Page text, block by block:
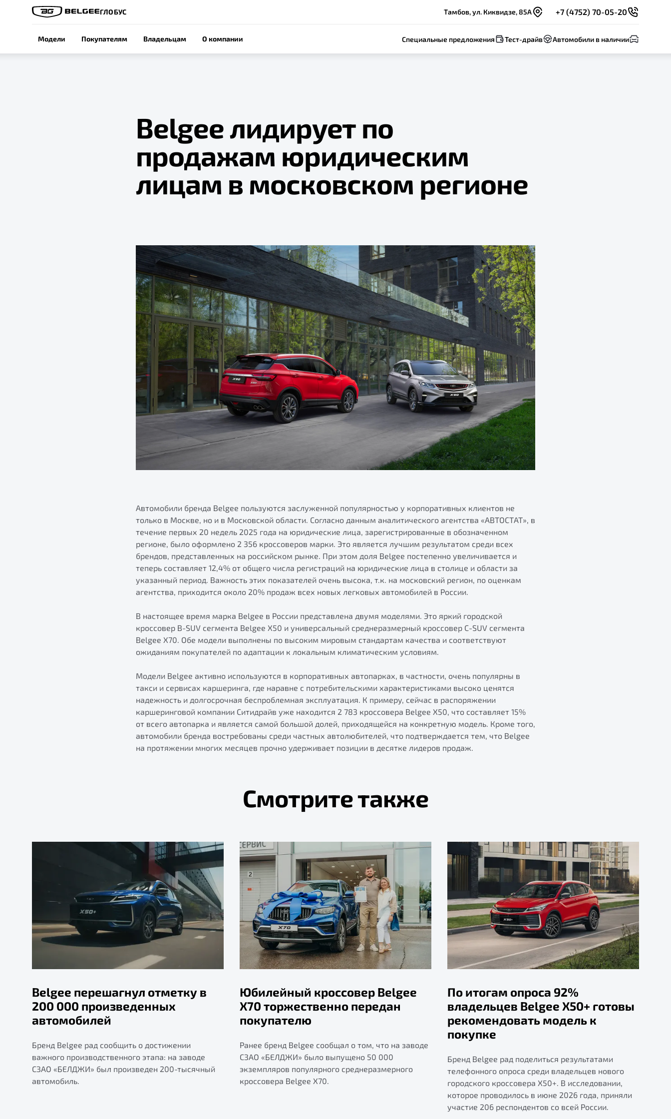
ГЛОБУС Тамбов, ул. Киквидзе, 85А +7 (4752) 70-05-20
Модели Покупателям Владельцам О компании Специальные предложения Тест-драйв Автомобили в наличии
Belgee лидирует по
продажам юридическим
лицам в московском регионе
Автомобили бренда Belgee пользуются заслуженной популярностью у корпоративных клиентов не
только в Москве, но и в Московской области. Согласно данным аналитического агентства «АВТОСТАТ», в
течение первых 20 недель 2025 года на юридические лица, зарегистрированные в обозначенном
регионе, было оформлено 2 356 кроссоверов марки. Это является лучшим результатом среди всех
брендов, представленных на российском рынке. При этом доля Belgee постепенно увеличивается и
теперь составляет 12,4% от общего числа регистраций на юридические лица в столице и области за
указанный период. Важность этих показателей очень высока, т.к. на московский регион, по оценкам
агентства, приходится около 20% продаж всех новых легковых автомобилей в России.
В настоящее время марка Belgee в России представлена двумя моделями. Это яркий городской
кроссовер B-SUV сегмента Belgee X50 и универсальный среднеразмерный кроссовер C-SUV сегмента
Belgee X70. Обе модели выполнены по высоким мировым стандартам качества и соответствуют
ожиданиям покупателей по адаптации к локальным климатическим условиям.
Модели Belgee активно используются в корпоративных автопарках, в частности, очень популярны в
такси и сервисах каршеринга, где наравне с потребительскими характеристиками высоко ценятся
надежность и долгосрочная беспроблемная эксплуатация. К примеру, сейчас в распоряжении
каршеринговой компании Ситидрайв уже находится 2 783 кроссовера Belgee X50, что составляет 15%
от всего автопарка и является самой большой долей, приходящейся на конкретную модель. Кроме того,
автомобили бренда востребованы среди частных автолюбителей, что подтверждается тем, что Belgee
на протяжении многих месяцев прочно удерживает позиции в десятке лидеров продаж.
Смотрите также
Belgee перешагнул отметку в
200 000 произведенных
автомобилей
Бренд Belgee рад сообщить о достижении
важного производственного этапа: на заводе
СЗАО «БЕЛДЖИ» был произведен 200-тысячный
автомобиль.
Юбилейный кроссовер Belgee
X70 торжественно передан
покупателю
Ранее бренд Belgee сообщал о том, что на заводе
СЗАО «БЕЛДЖИ» было выпущено 50 000
экземпляров популярного среднеразмерного
кроссовера Belgee X70.
По итогам опроса 92%
владельцев Belgee X50+ готовы
рекомендовать модель к
покупке
Бренд Belgee рад поделиться результатами
телефонного опроса среди владельцев нового
городского кроссовера X50+. В исследовании,
которое проводилось в июне 2026 года, приняли
участие 206 респондентов со всей России.